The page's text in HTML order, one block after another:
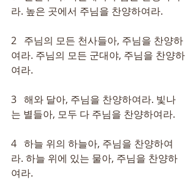
라. 높은 곳에서 주님을 찬양하여라.
2   주님의 모든 천사들아, 주님을 찬양하
여라. 주님의 모든 군대야, 주님을 찬양하
여라.
3   해와 달아, 주님을 찬양하여라. 빛나
는 별들아, 모두 다 주님을 찬양하여라.
4   하늘 위의 하늘아, 주님을 찬양하여
라. 하늘 위에 있는 물아, 주님을 찬양하
여라.